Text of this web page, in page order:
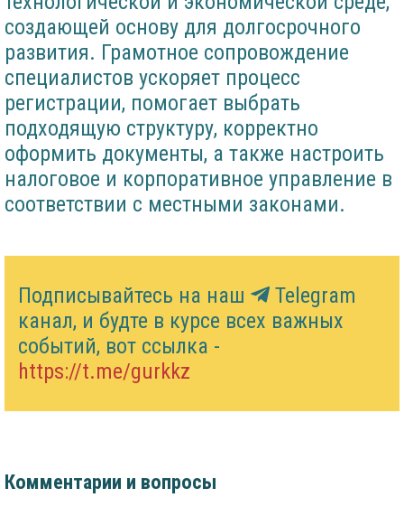
создающей основу для долгосрочного
развития. Грамотное сопровождение
специалистов ускоряет процесс
регистрации, помогает выбрать
подходящую структуру, корректно
оформить документы, а также настроить
налоговое и корпоративное управление в
соответствии с местными законами.
Подписывайтесь на наш
Telegram
канал, и будте в курсе всех важных
событий, вот ссылка -
https://t.me/gurkkz
Комментарии и вопросы